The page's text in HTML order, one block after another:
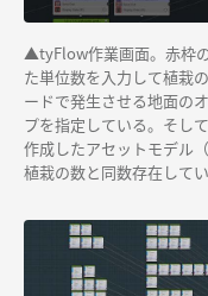
▲tyFlow作業画面。赤枠
た単位数を入力して植栽
ードで発生させる地面の
プを指定している。そし
作成したアセットモデル（
植栽の数と同数存在して